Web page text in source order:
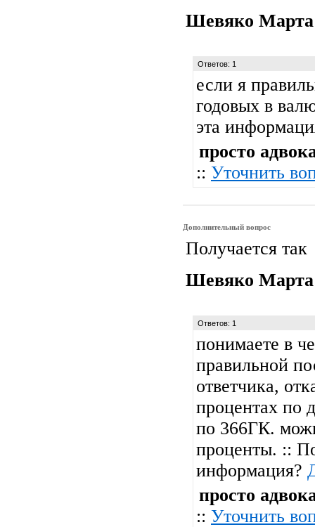
Шевяко
Ответов: 1
если я
годовых в
эта
просто
:: Уточнить
Дополнительный вопрос
Получается так
Шевяко
Ответов: 1
понимаете в
правильной
ответчика,
процентах по
по 366ГК.
проценты. ::
информация?
просто
:: Уточнить